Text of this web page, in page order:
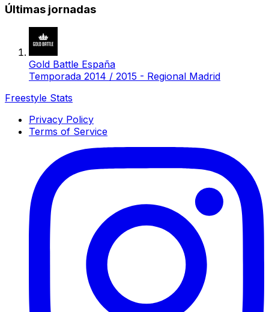
Últimas jornadas
Gold Battle España
Temporada 2014 / 2015 - Regional Madrid
Freestyle Stats
Privacy Policy
Terms of Service